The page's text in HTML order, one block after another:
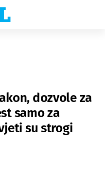
dozvole za
samo za
su strogi